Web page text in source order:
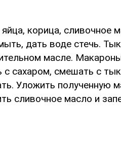
корица, сливочное
дать воде стечь.
масле.
сахаром, смешать с
Уложить полученную
сливочное масло и